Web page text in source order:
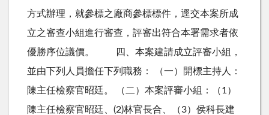
方式辦理，就參標之廠商參標標件，逕交本案所成
立之審查小組進行審查，評審出符合本署需求者依
優勝序位議價。 四、本案建請成立評審小組，
並由下列人員擔任下列職務： （一）開標主持人：
陳主任檢察官昭廷。 （二）本案評審小組：（1）
陳主任檢察官昭廷、(2)林官長合、（3）侯科長建